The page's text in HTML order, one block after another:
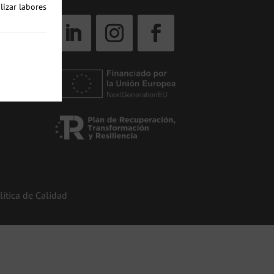
de Calidad
labores